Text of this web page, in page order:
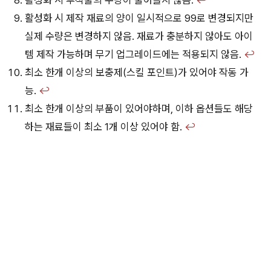
활성화 시 제작 재료의 양이 일시적으로 99로 변경되지만
실제 수량은 변경하지 않음. 재료가 충분하지 않아도 아이
템 제작 가능하며 무기 업그레이드에는 적용되지 않음. ↩︎
최소 한개 이상의 보충제(스킬 포인트)가 있어야 작동 가
능. ↩︎
최소 한개 이상의 부품이 있어야하며, 이하 옵션들도 해당
하는 재료들이 최소 1개 이상 있어야 함. ↩︎